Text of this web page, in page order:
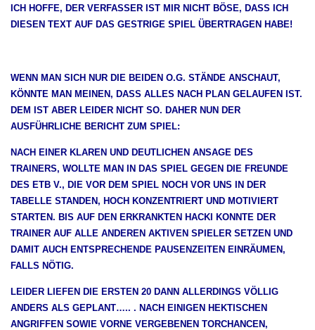
ICH HOFFE, DER VERFASSER IST MIR NICHT BÖSE, DASS ICH
DIESEN TEXT AUF DAS GESTRIGE SPIEL ÜBERTRAGEN HABE!
WENN MAN SICH NUR DIE BEIDEN O.G. STÄNDE ANSCHAUT,
KÖNNTE MAN MEINEN, DASS ALLES NACH PLAN GELAUFEN IST.
DEM IST ABER LEIDER NICHT SO. DAHER NUN DER
AUSFÜHRLICHE BERICHT ZUM SPIEL:
NACH EINER KLAREN UND DEUTLICHEN ANSAGE DES
TRAINERS, WOLLTE MAN IN DAS SPIEL GEGEN DIE FREUNDE
DES ETB V., DIE VOR DEM SPIEL NOCH VOR UNS IN DER
TABELLE STANDEN, HOCH KONZENTRIERT UND MOTIVIERT
STARTEN. BIS AUF DEN ERKRANKTEN HACKI KONNTE DER
TRAINER AUF ALLE ANDEREN AKTIVEN SPIELER SETZEN UND
DAMIT AUCH ENTSPRECHENDE PAUSENZEITEN EINRÄUMEN,
FALLS NÖTIG.
LEIDER LIEFEN DIE ERSTEN 20 DANN ALLERDINGS VÖLLIG
ANDERS ALS GEPLANT….. . NACH EINIGEN HEKTISCHEN
ANGRIFFEN SOWIE VORNE VERGEBENEN TORCHANCEN,